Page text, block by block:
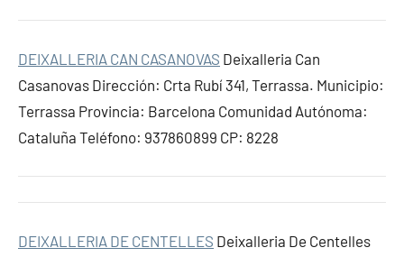
DEIXALLERIA CAN CASANOVAS Deixalleria Can
Casanovas Dirección: Crta Rubí 341, Terrassa. Municipio:
Terrassa Provincia: Barcelona Comunidad Autónoma:
Cataluña Teléfono: 937860899 CP: 8228
DEIXALLERIA DE CENTELLES Deixalleria De Centelles